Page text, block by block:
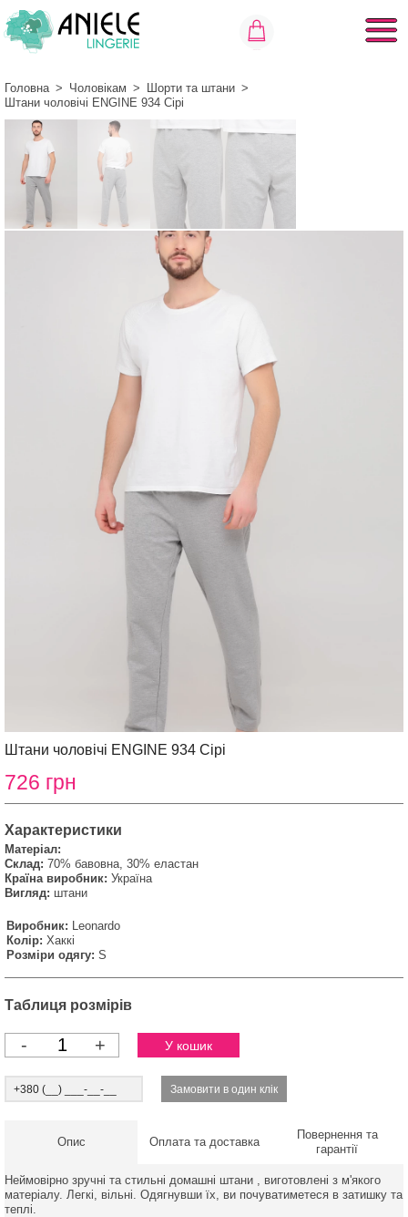
Головна > Чоловікам > Шорти та штани >
Штани чоловічі ENGINE 934 Сірі
Штани чоловічі ENGINE 934 Сірі
726 грн
Характеристики
Матеріал:
Склад: 70% бавовна, 30% еластан
Країна виробник: Україна
Вигляд: штани
Виробник: Leonardo
Колір: Хаккі
Розміри одягу: S
Таблиця розмірів
- +
Опис Оплата та доставка
Повернення та
гарантії
Неймовірно зручні та стильні домашні штани , виготовлені з м'якого
матеріалу. Легкі, вільні. Одягнувши їх, ви почуватиметеся в затишку та
теплі.